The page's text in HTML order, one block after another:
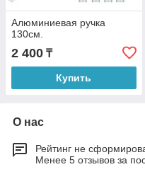
Алюминиевая ручка
130см.
2 400 ₸
Купить
О нас
Рейтинг не
Менее 5 отзывов за